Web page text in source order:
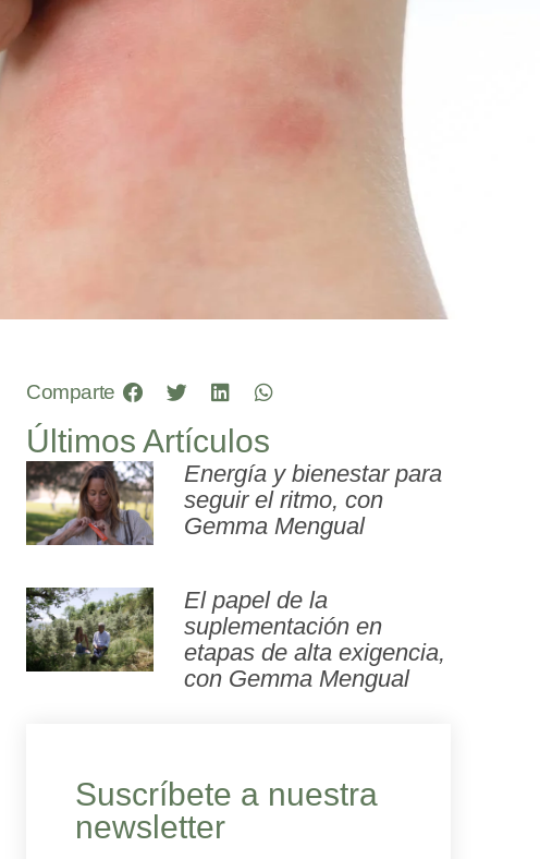
Comparte
Últimos Artículos
Energía y bienestar para
seguir el ritmo, con
Gemma Mengual
El papel de la
suplementación en
etapas de alta exigencia,
con Gemma Mengual
Suscríbete a nuestra
newsletter